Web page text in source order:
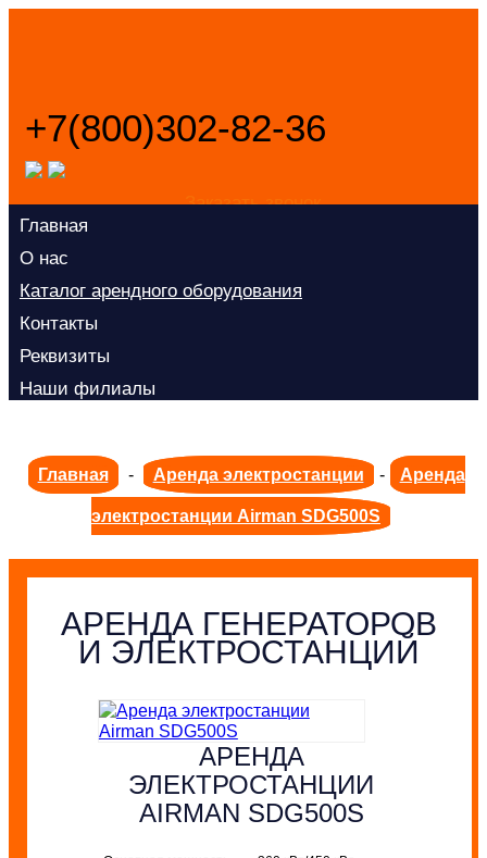
+7(800)302-82-36
Заказать звонок
Главная
О нас
Каталог арендного оборудования
Контакты
Реквизиты
Наши филиалы
Главная - Аренда электростанции - Аренда
электростанции Airman SDG500S
АРЕНДА ГЕНЕРАТОРОВ
И ЭЛЕКТРОСТАНЦИЙ
АРЕНДА
ЭЛЕКТРОСТАНЦИИ
AIRMAN SDG500S